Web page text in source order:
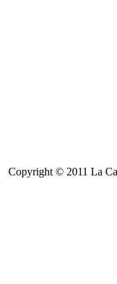
Copyright © 2011 La